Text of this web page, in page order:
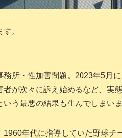
。
所・性加害問題。2023年5月
が次々に訴え始めるなど、実
う最悪の結果も生んでしまいま
年代に指導していた野球チ